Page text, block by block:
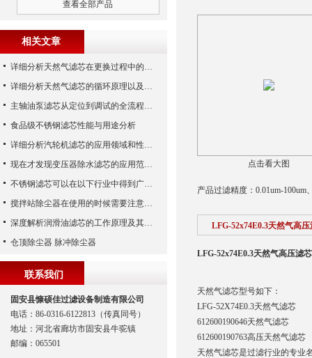
点击看大图
产品过滤精度：0.01um-
LFG-52x74E0.3天然气高压
LFG-52x74E0.3天然气高压滤芯
天然气滤芯型号如下：
LFG-52X74E0.3天然气滤芯
612600190646天然气滤芯
612600190763高压天然气滤芯
天然气滤芯是过滤行业的专业
查看全部产品
相关文章
详细分析天然气滤芯在更换过程中的注意事项
详细分析天然气滤芯的循环原理以及使用特性
主轴油泵滤芯从定位到调试的全流程解析
食品级不锈钢滤芯性能与用途分析
详细分析汽轮机滤芯的应用领域和性能特点
现在才发现变压器除水滤芯的应用范围如此之广
不锈钢滤芯可以在以下行业中得到广泛应用
搅拌站除尘器在使用的时候需要注意哪些事项？
深度解析润滑油滤芯的工作原理及其优势
仓顶除尘器 脉冲除尘器
联系我们
固安县慷硕佳过滤设备制造有限公司
电话：86-0316-6122813（传真同号）
地址：河北省廊坊市固安县牛驼镇
邮编：065501